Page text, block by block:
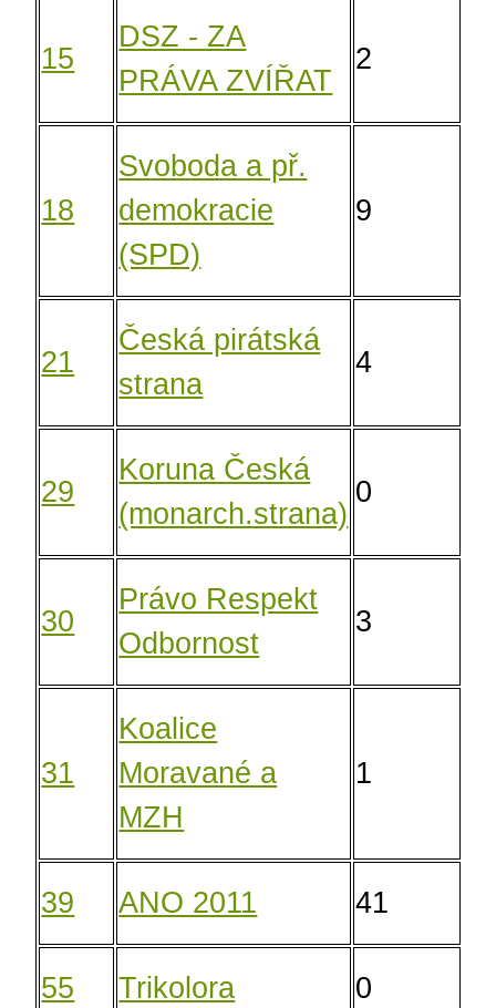
15
DSZ - ZA
PRÁVA ZVÍŘAT
2
18
Svoboda a př.
demokracie
(SPD)
9
21
Česká pirátská
strana
4
29
Koruna Česká
(monarch.strana)
0
30
Právo Respekt
Odbornost
3
31
Koalice
Moravané a
MZH
1
39 ANO 2011 41
55 Trikolora 0